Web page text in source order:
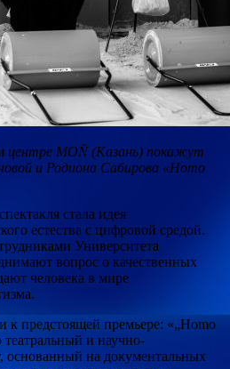
центре MOÑ (Казань) покажут
и Родиона Сабирова «Homo
стала идея
естества с цифровой средой.
Университета
вопрос о качественных
человека в мире
к предстоящей премьере: «„Homo
и научно-
основанный на документальных